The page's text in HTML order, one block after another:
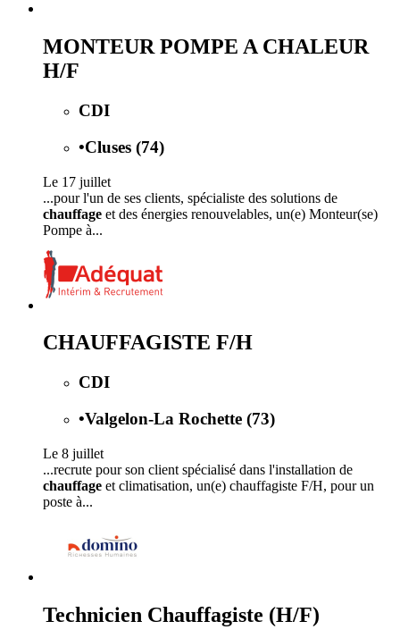
MONTEUR POMPE A CHALEUR
H/F
CDI
•Cluses (74)
Le 17 juillet
...pour l'un de ses clients, spécialiste des solutions de
chauffage et des énergies renouvelables, un(e) Monteur(se)
Pompe à...
CHAUFFAGISTE F/H
CDI
•Valgelon-La Rochette (73)
Le 8 juillet
...recrute pour son client spécialisé dans l'installation de
chauffage et climatisation, un(e) chauffagiste F/H, pour un
poste à...
Technicien Chauffagiste (H/F)